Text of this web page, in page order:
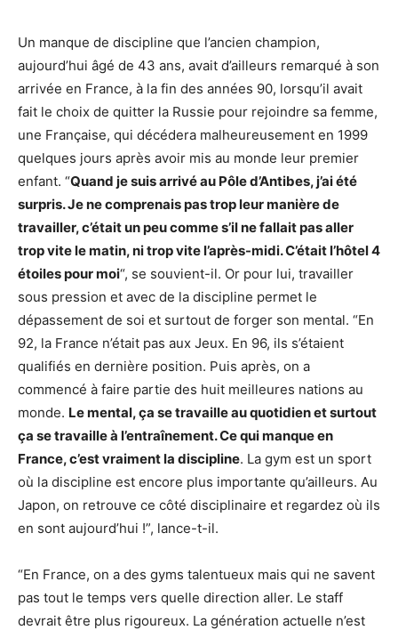
Un manque de discipline que l’ancien champion,
aujourd’hui âgé de 43 ans, avait d’ailleurs remarqué à son
arrivée en France, à la fin des années 90, lorsqu’il avait
fait le choix de quitter la Russie pour rejoindre sa femme,
une Française, qui décédera malheureusement en 1999
quelques jours après avoir mis au monde leur premier
enfant. “Quand je suis arrivé au Pôle d’Antibes, j’ai été
surpris. Je ne comprenais pas trop leur manière de
travailler, c’était un peu comme s’il ne fallait pas aller
trop vite le matin, ni trop vite l’après-midi. C’était l’hôtel 4
étoiles pour moi“, se souvient-il. Or pour lui, travailler
sous pression et avec de la discipline permet le
dépassement de soi et surtout de forger son mental. “En
92, la France n’était pas aux Jeux. En 96, ils s’étaient
qualifiés en dernière position. Puis après, on a
commencé à faire partie des huit meilleures nations au
monde. Le mental, ça se travaille au quotidien et surtout
ça se travaille à l’entraînement. Ce qui manque en
France, c’est vraiment la discipline. La gym est un sport
où la discipline est encore plus importante qu’ailleurs. Au
Japon, on retrouve ce côté disciplinaire et regardez où ils
en sont aujourd’hui !”, lance-t-il.
“En France, on a des gyms talentueux mais qui ne savent
pas tout le temps vers quelle direction aller. Le staff
devrait être plus rigoureux. La génération actuelle n’est